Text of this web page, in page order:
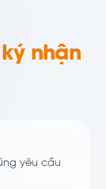
nhận
yêu cầu